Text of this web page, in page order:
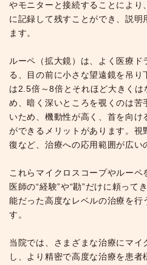
やモニターと接続することにより
に記録して残すことができ、説明
ます。
ルーペ（拡大鏡）は、よく医療ド
る、目の前に小さな望遠鏡を吊
は2.5倍～8倍とそれほど大きく
め、暗く深いところを覗くのは苦
いため、機動性が高く、首を向け
ができるメリットがあります。
復など、治療への応用範囲が広い
これらマイクロスコープやルー
医師の“経験”や“勘”だけに頼って
能だった高度なレベルの治療を行
す。
当院では、さまざまな治療にマイ
し、より精密で高度な治療を患